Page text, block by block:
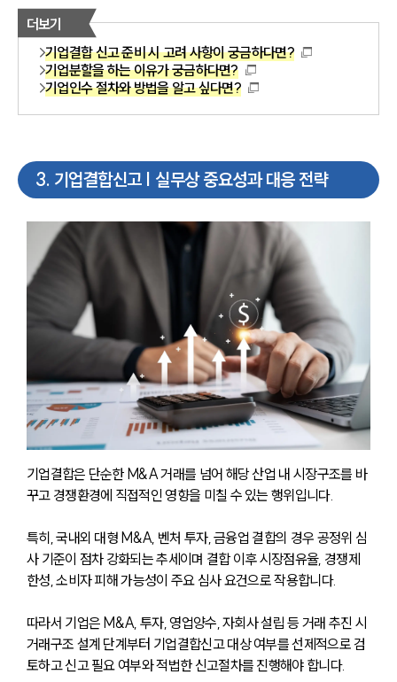
더보기
기업결합 신고 준비 시 고려 사항이 궁금하다면?
기업분할을 하는 이유가 궁금하다면?
기업인수 절차와 방법을 알고 싶다면?
3. 기업결합신고 | 실무상 중요성과 대응 전략
기업결합은 단순한 M&A 거래를 넘어 해당 산업 내 시장구조를 바
꾸고 경쟁환경에 직접적인 영향을 미칠 수 있는 행위입니다.
특히, 국내외 대형 M&A, 벤처 투자, 금융업 결합의 경우 공정위 심
사 기준이 점차 강화되는 추세이며 결합 이후 시장점유율, 경쟁제
한성, 소비자 피해 가능성이 주요 심사 요건으로 작용합니다.
따라서 기업은 M&A, 투자, 영업양수, 자회사 설립 등 거래 추진 시
거래구조 설계 단계부터 기업결합신고 대상 여부를 선제적으로 검
토하고 신고 필요 여부와 적법한 신고절차를 진행해야 합니다.